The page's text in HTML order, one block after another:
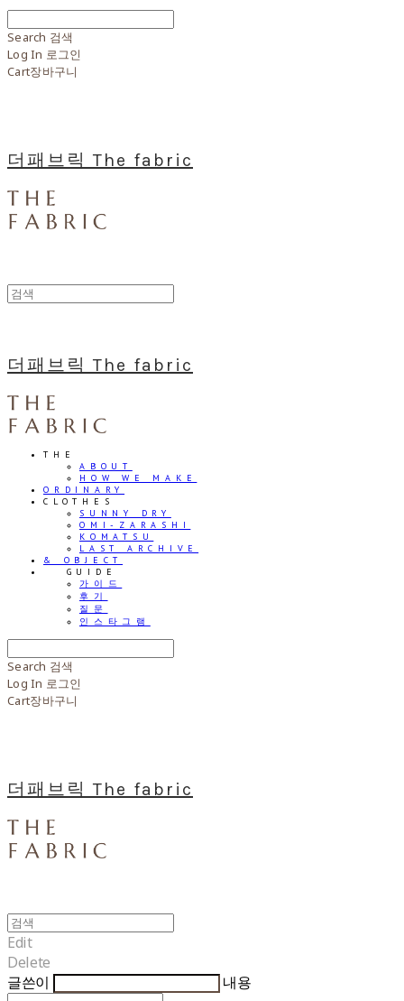
Search 검색
Log In 로그인
Cart장바구니
더패브릭 The fabric
더패브릭 The fabric
THE
ABOUT
HOW WE MAKE
ORDINARY
CLOTHES
SUNNY DRY
OMI-ZARASHI
KOMATSU
LAST ARCHIVE
& OBJECT
⠀⠀GUIDE
가이드
후기
질문
인스타그램
Search 검색
Log In 로그인
Cart장바구니
더패브릭 The fabric
Edit
Delete
글쓴이
내용